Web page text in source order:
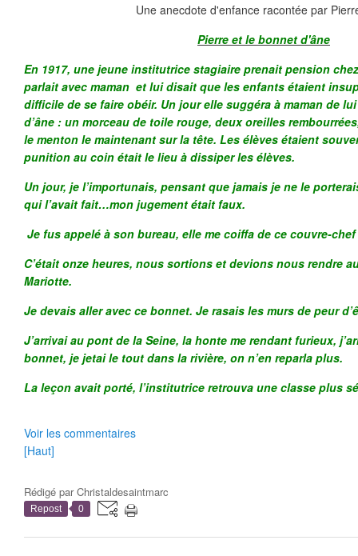
Une anecdote d'enfance racontée par
Pierre et le bonnet d'âne
En 1917, une jeune institutrice stagiaire prenait pension
parlait avec maman et lui disait que les enfants étaient
difficile de se faire obéir. Un jour elle suggéra à maman de
d’âne : un morceau de toile rouge, deux oreilles
le menton le maintenant sur la tête. Les élèves étaient
punition au coin était le lieu à dissiper les élèves.
Un jour, je l’importunais, pensant que jamais je ne le
qui l’avait fait…mon jugement était faux.
Je fus appelé à son bureau, elle me coiffa de ce couvre-
C’était onze heures, nous sortions et devions nous rendre
Mariotte.
Je devais aller avec ce bonnet. Je rasais les murs de peur
J’arrivai au pont de la Seine, la honte me rendant furieux,
bonnet, je jetai le tout dans la rivière, on n’en reparla plus.
La leçon avait porté, l’institutrice retrouva une classe plus
Voir les commentaires
[Haut]
Rédigé parChristaldesaintmarc
Repost 0